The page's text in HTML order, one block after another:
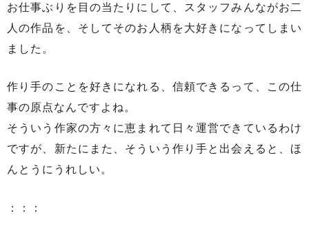
お仕事ぶりを目の当たりにして、スタッフみんながお二
人の作品を、そしてそのお人柄を大好きになってしまい
ました。
作り手のことを好きになれる、信頼できるって、この仕
事の原点なんですよね。
そういう作家の方々に恵まれて日々運営できているわけ
ですが、新たにまた、そういう作り手と出会えると、ほ
んとうにうれしい。
：：：